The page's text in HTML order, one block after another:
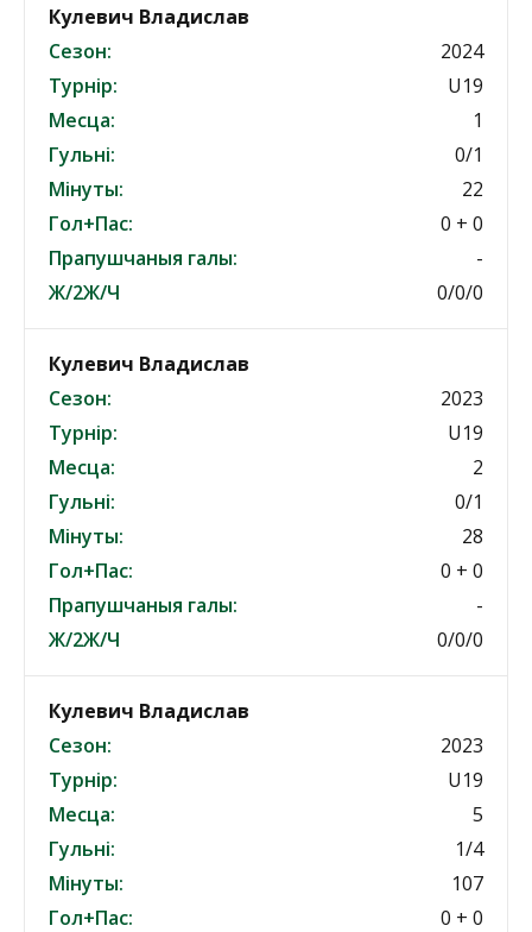
Кулевич Владислав
Сезон:
2024
Турнір:
U19
Месца:
1
Гульні:
0/1
Мінуты:
22
Гол+Пас:
0 + 0
Прапушчаныя галы:
-
Ж/2Ж/Ч
0/0/0
Кулевич Владислав
Сезон:
2023
Турнір:
U19
Месца:
2
Гульні:
0/1
Мінуты:
28
Гол+Пас:
0 + 0
Прапушчаныя галы:
-
Ж/2Ж/Ч
0/0/0
Кулевич Владислав
Сезон:
2023
Турнір:
U19
Месца:
5
Гульні:
1/4
Мінуты:
107
Гол+Пас:
0 + 0